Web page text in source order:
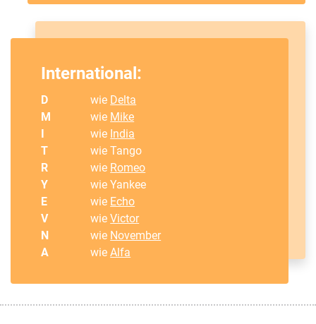
International:
D wie Delta
M
wie Mike
wie India
T
wie Tango
R
wie Romeo
Y
wie Yankee
E
wie Echo
V
wieVictor
N
wie November
A
wieAlfa